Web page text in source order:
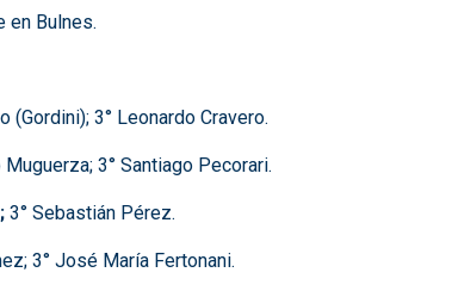
en Bulnes.
(Gordini); 3° Leonardo Cravero.
3° Santiago Pecorari.
; 3° Sebastián Pérez.
3° José María Fertonani.